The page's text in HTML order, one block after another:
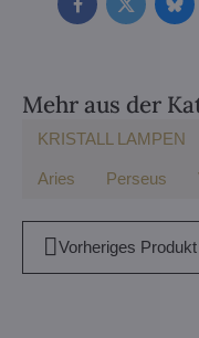
FacebookTwitter
Mehr aus der
KRISTALL LAMPEN
Aries Perseus
Vorheriges Produkt